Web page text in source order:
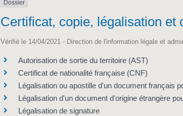
Dossier
Certificat, copie, légalisation et
Vérifié le 14/04/2021 - Direction de l'information légale et
Autorisation de sortie du territoire (AST)
Certificat de nationalité française (CNF)
Légalisation ou apostille d'un document français
Légalisation d'un document d'origine étrangère
Légalisation de signature